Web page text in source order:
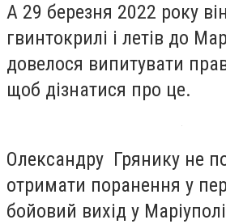
А 29 березня 2022 року
гвинтокрилі і летів до
довелося випитувати
щоб дізнатися про це.
Олександру Грянику не
отримати поранення у
бойовий вихід у